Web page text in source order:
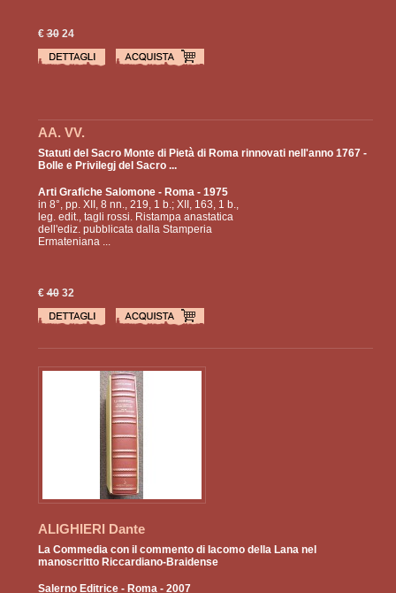
€3024
AA. VV.
Statuti del Sacro Monte di Pietà di Roma rinnovati nell'anno 1767 -
Bolle e Privilegj del Sacro ...
Arti Grafiche Salomone- Roma - 1975
in 8°, pp. XII, 8 nn., 219, 1 b.; XII, 163, 1 b.,
leg. edit., tagli rossi. Ristampa anastatica
dell'ediz. pubblicata dalla Stamperia
Ermateniana ...
€4032
ALIGHIERI Dante
La Commedia con il commento di Iacomo della Lana nel
manoscritto Riccardiano-Braidense
Salerno Editrice- Roma - 2007